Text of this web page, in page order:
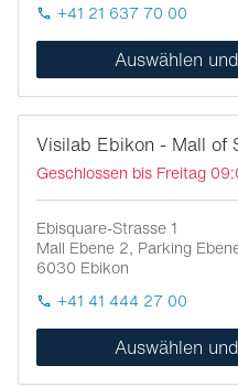
+41 21 637 70 00
Auswählen
Visilab Ebikon - Mall of
Geschlossen bis Freitag
Ebisquare-Strasse 1
Mall Ebene 2, Parking
6030 Ebikon
+41 41 444 27 00
Auswählen